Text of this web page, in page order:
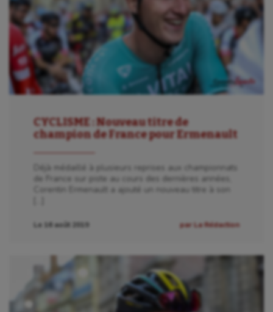
CYCLISME : Nouveau titre de
champion de France pour Ermenault
Déjà médaillé à plusieurs reprises aux championnats
de France sur piste au cours des dernières années,
Corentin Ermenault a ajouté un nouveau titre à son
Le 16 août 2019 par La Rédaction